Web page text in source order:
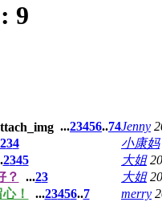
9
...23456..74Jenny
234 小康妈
2345 大姐
？ ...23 大姐
！ ...23456..7 merry